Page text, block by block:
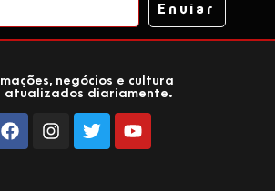
Enviar
negócios e cultura
atualizados diariamente.